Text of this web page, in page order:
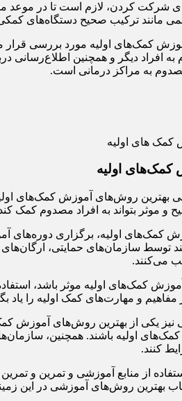
شرکت کردن، لازم است تا در موعد
مانند ترکیب صحیح دستگاه‌های
کمک‌های اولیه مورد بررسی
افراد دیگر و همچنین
به مراکز درمانی است.
کمک‌های اولیه
بهترین روش‌های آموزش کمک‌های
موثر بتواند به افراد مصدوم کمک
کمک‌های اولیه، برگزاری دوره‌های
توسط سازمان‌های حمایتی،
می‌کنند.
کمک‌های اولیه موثر باشد،
و مهارت‌های کمک اولیه را یاد
نیز یکی از بهترین روش‌های آموزش
اولیه باشند. همچنین، سازمان‌ها
کنند.
از منابع آموزشی و تمرین و
بهترین روش‌های آموزشی در این